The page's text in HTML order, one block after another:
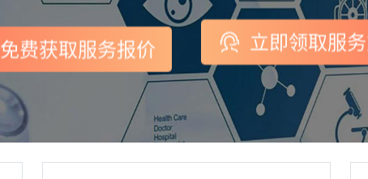
免费获取服务报价 立即领取服